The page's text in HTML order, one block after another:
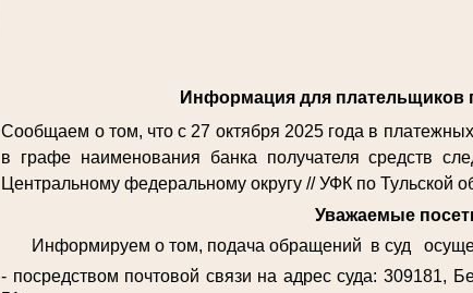
Информация для плательщиков
Сообщаем о том, что с 27 октября 2025 года в
в графе наименования банка получателя средств
Центральному федеральному округу // УФК по Тульской
Уважаемые
Информируем о том, подача обращений в суд
- посредством почтовой связи на адрес суда: 309181,